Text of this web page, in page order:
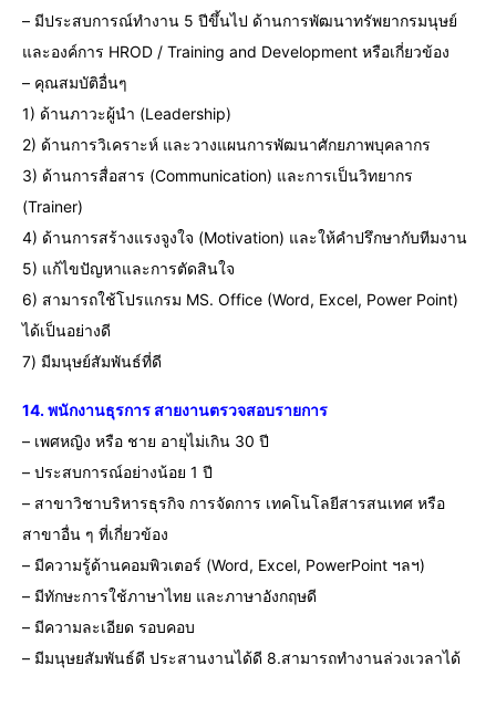
– มีประสบการณ์ทำงาน 5 ปีขึ้นไป ด้านการพัฒนาทรัพยากรมนุษย์
และองค์การ HROD / Training and Development หรือเกี่ยวข้อง
– คุณสมบัติอื่นๆ
1) ด้านภาวะผู้นำ (Leadership)
2) ด้านการวิเคราะห์ และวางแผนการพัฒนาศักยภาพบุคลากร
3) ด้านการสื่อสาร (Communication) และการเป็นวิทยากร
(Trainer)
4) ด้านการสร้างแรงจูงใจ (Motivation) และให้คำปรึกษากับทีมงาน
5) แก้ไขปัญหาและการตัดสินใจ
6) สามารถใช้โปรแกรม MS. Office (Word, Excel, Power Point)
ได้เป็นอย่างดี
7) มีมนุษย์สัมพันธ์ที่ดี
14. พนักงานธุรการ สายงานตรวจสอบรายการ
– เพศหญิง หรือ ชาย อายุไม่เกิน 30 ปี
– ประสบการณ์อย่างน้อย 1 ปี
– สาขาวิชาบริหารธุรกิจ การจัดการ เทคโนโลยีสารสนเทศ หรือ
สาขาอื่น ๆ ที่เกี่ยวข้อง
– มีความรู้ด้านคอมพิวเตอร์ (Word, Excel, PowerPoint ฯลฯ)
– มีทักษะการใช้ภาษาไทย และภาษาอังกฤษดี
– มีความละเอียด รอบคอบ
– มีมนุษยสัมพันธ์ดี ประสานงานได้ดี 8.สามารถทำงานล่วงเวลาได้